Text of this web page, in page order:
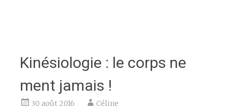
Kinésiologie : le corps ne
ment jamais !
30 août 2016 Céline